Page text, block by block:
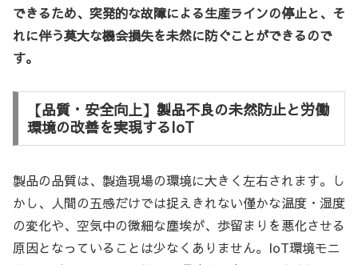
できるため、突発的な故障による生産ラインの停止と、そ
れに伴う莫大な機会損失を未然に防ぐことができるので
す。
【品質・安全向上】製品不良の未然防止と労働
環境の改善を実現するIoT
製品の品質は、製造現場の環境に大きく左右されます。し
かし、人間の五感だけでは捉えきれない僅かな温度・湿度
の変化や、空気中の微細な塵埃が、歩留まりを悪化させる
原因となっていることは少なくありません。IoT環境モニ